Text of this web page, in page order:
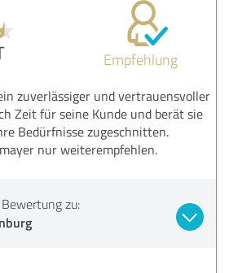
Empfehlung
zuverlässiger und vertrauensvoller
Zeit für seine Kunde und berät sie
Bedürfnisse zugeschnitten.
nur weiterempfehlen.
zu: